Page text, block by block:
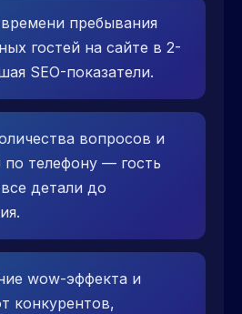
пребывания
гостей на сайте в 2-
SEO-показатели.
вопросов и
телефону — гость
детали до
wow-эффекта и
конкурентов,